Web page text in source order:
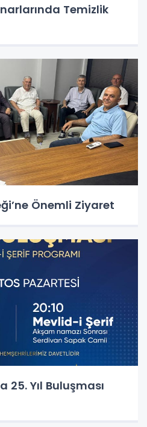
Temizlik
Önemli Ziyaret
25. Yıl Buluşması